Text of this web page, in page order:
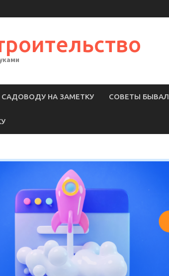
САДОВОДУ НА ЗАМЕТКУ СОВЕТЫ